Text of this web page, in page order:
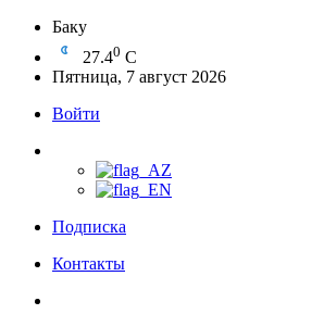
Баку
27.40 C
Пятница, 7 август 2026
Войти
Подписка
Контакты